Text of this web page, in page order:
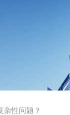
性问题？